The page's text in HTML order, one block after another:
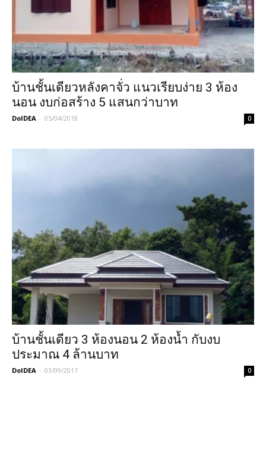
บ้านชั้นเดียวหลังคาจั่ว แนวเรียบง่าย 3 ห้อง
นอน งบก่อสร้าง 5 แสนกว่าบาท
DoIDEA - 05/04/2018 0
บ้านชั้นเดียว 3 ห้องนอน 2 ห้องน้ำ กับงบ
ประมาณ 4 ล้านบาท
DoIDEA - 03/09/2017 0